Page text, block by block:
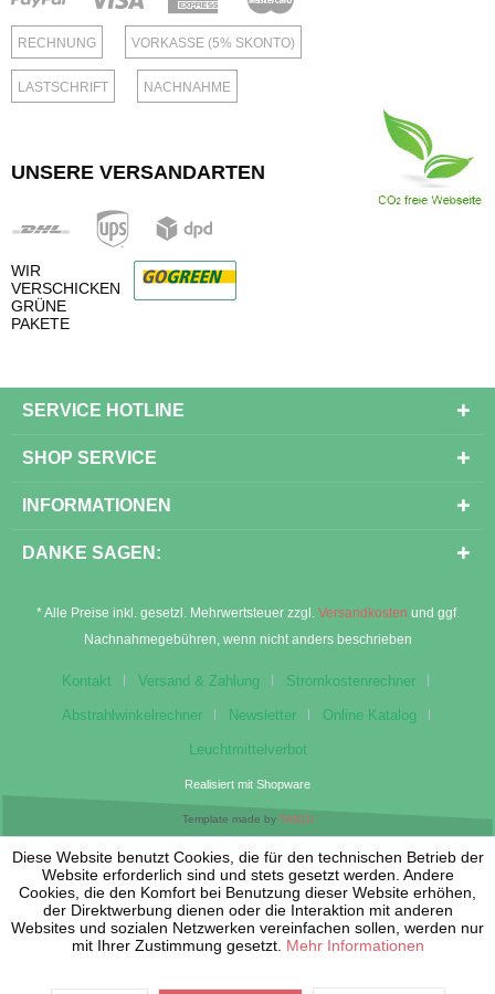
RECHNUNG VORKASSE (5% SKONTO)
LASTSCHRIFT NACHNAHME
UNSERE VERSANDARTEN
WIR
VERSCHICKEN
GRÜNE
PAKETE
SERVICE HOTLINE
SHOP SERVICE
INFORMATIONEN
DANKE SAGEN:
* Alle Preise inkl. gesetzl. Mehrwertsteuer zzgl. Versandkosten und ggf.
Nachnahmegebühren, wenn nicht anders beschrieben
Kontakt Versand & Zahlung Stromkostenrechner
Abstrahlwinkelrechner Newsletter Online Katalog
Leuchtmittelverbot
Realisiert mit Shopware
Template made by TAB10
Diese Website benutzt Cookies, die für den technischen Betrieb der
Website erforderlich sind und stets gesetzt werden. Andere
Cookies, die den Komfort bei Benutzung dieser Website erhöhen,
der Direktwerbung dienen oder die Interaktion mit anderen
Websites und sozialen Netzwerken vereinfachen sollen, werden nur
mit Ihrer Zustimmung gesetzt. Mehr Informationen